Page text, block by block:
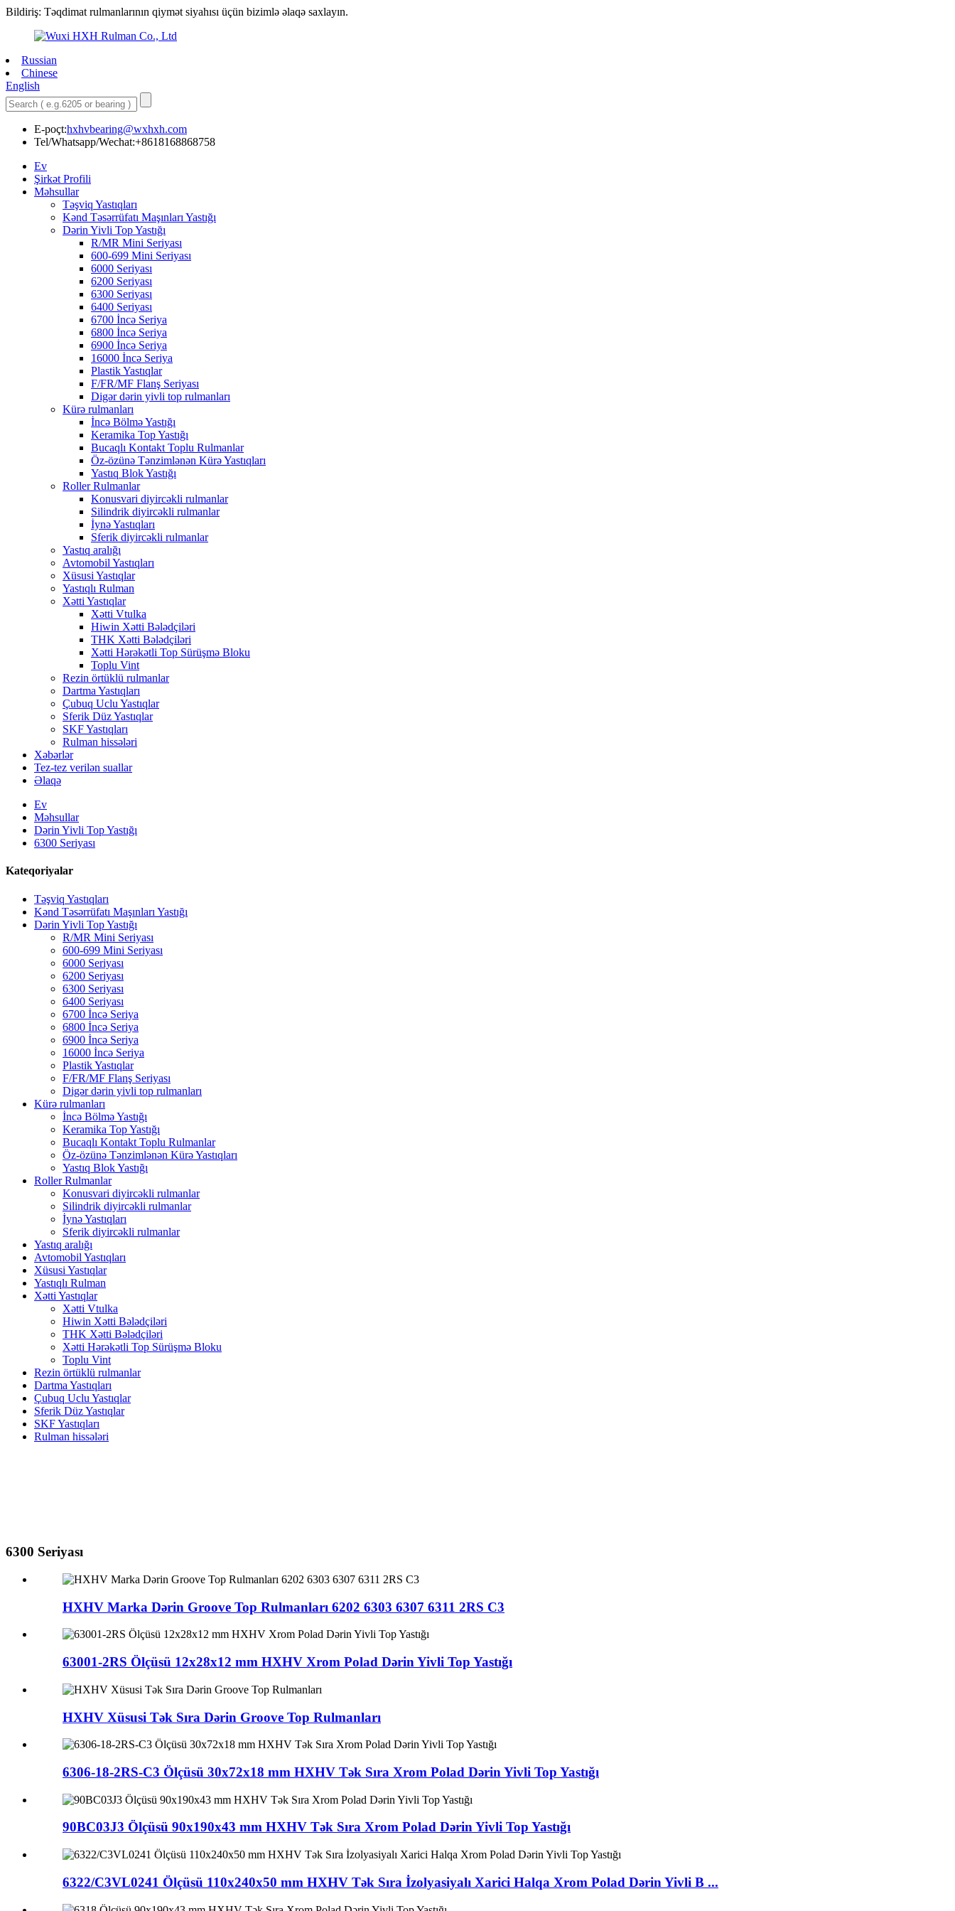
Bildiriş: Təqdimat rulmanlarının qiymət siyahısı üçün bizimlə əlaqə saxlayın.
Russian
Chinese
English
E-poçt:hxhvbearing@wxhxh.com
Tel/Whatsapp/Wechat:+8618168868758
Ev
Şirkət Profili
Məhsullar
Təşviq Yastıqları
Kənd Təsərrüfatı Maşınları Yastığı
Dərin Yivli Top Yastığı
R/MR Mini Seriyası
600-699 Mini Seriyası
6000 Seriyası
6200 Seriyası
6300 Seriyası
6400 Seriyası
6700 İncə Seriya
6800 İncə Seriya
6900 İncə Seriya
16000 İncə Seriya
Plastik Yastıqlar
F/FR/MF Flanş Seriyası
Digər dərin yivli top rulmanları
Kürə rulmanları
İncə Bölmə Yastığı
Keramika Top Yastığı
Bucaqlı Kontakt Toplu Rulmanlar
Öz-özünə Tənzimlənən Kürə Yastıqları
Yastıq Blok Yastığı
Roller Rulmanlar
Konusvari diyircəkli rulmanlar
Silindrik diyircəkli rulmanlar
İynə Yastıqları
Sferik diyircəkli rulmanlar
Yastıq aralığı
Avtomobil Yastıqları
Xüsusi Yastıqlar
Yastıqlı Rulman
Xətti Yastıqlar
Xətti Vtulka
Hiwin Xətti Bələdçiləri
THK Xətti Bələdçiləri
Xətti Hərəkətli Top Sürüşmə Bloku
Toplu Vint
Rezin örtüklü rulmanlar
Dartma Yastıqları
Çubuq Uclu Yastıqlar
Sferik Düz Yastıqlar
SKF Yastıqları
Rulman hissələri
Xəbərlər
Tez-tez verilən suallar
Əlaqə
Ev
Məhsullar
Dərin Yivli Top Yastığı
6300 Seriyası
Kateqoriyalar
Təşviq Yastıqları
Kənd Təsərrüfatı Maşınları Yastığı
Dərin Yivli Top Yastığı
R/MR Mini Seriyası
600-699 Mini Seriyası
6000 Seriyası
6200 Seriyası
6300 Seriyası
6400 Seriyası
6700 İncə Seriya
6800 İncə Seriya
6900 İncə Seriya
16000 İncə Seriya
Plastik Yastıqlar
F/FR/MF Flanş Seriyası
Digər dərin yivli top rulmanları
Kürə rulmanları
İncə Bölmə Yastığı
Keramika Top Yastığı
Bucaqlı Kontakt Toplu Rulmanlar
Öz-özünə Tənzimlənən Kürə Yastıqları
Yastıq Blok Yastığı
Roller Rulmanlar
Konusvari diyircəkli rulmanlar
Silindrik diyircəkli rulmanlar
İynə Yastıqları
Sferik diyircəkli rulmanlar
Yastıq aralığı
Avtomobil Yastıqları
Xüsusi Yastıqlar
Yastıqlı Rulman
Xətti Yastıqlar
Xətti Vtulka
Hiwin Xətti Bələdçiləri
THK Xətti Bələdçiləri
Xətti Hərəkətli Top Sürüşmə Bloku
Toplu Vint
Rezin örtüklü rulmanlar
Dartma Yastıqları
Çubuq Uclu Yastıqlar
Sferik Düz Yastıqlar
SKF Yastıqları
Rulman hissələri
6300 Seriyası
HXHV Marka Dərin Groove Top Rulmanları 6202 6303 6307 6311 2RS C3
63001-2RS Ölçüsü 12x28x12 mm HXHV Xrom Polad Dərin Yivli Top Yastığı
HXHV Xüsusi Tək Sıra Dərin Groove Top Rulmanları
6306-18-2RS-C3 Ölçüsü 30x72x18 mm HXHV Tək Sıra Xrom Polad Dərin Yivli Top Yastığı
90BC03J3 Ölçüsü 90x190x43 mm HXHV Tək Sıra Xrom Polad Dərin Yivli Top Yastığı
6322/C3VL0241 Ölçüsü 110x240x50 mm HXHV Tək Sıra İzolyasiyalı Xarici Halqa Xrom Polad Dərin Yivli B ...